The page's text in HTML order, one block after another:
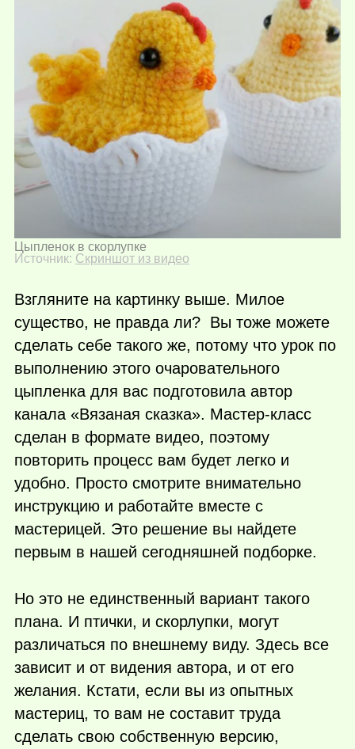
Цыпленок в скорлупке
Источник: Скриншот из видео
Взгляните на картинку выше. Милое
существо, не правда ли? Вы тоже можете
сделать себе такого же, потому что урок по
выполнению этого очаровательного
цыпленка для вас подготовила автор
канала «Вязаная сказка». Мастер-класс
сделан в формате видео, поэтому
повторить процесс вам будет легко и
удобно. Просто смотрите внимательно
инструкцию и работайте вместе с
мастерицей. Это решение вы найдете
первым в нашей сегодняшней подборке.
Но это не единственный вариант такого
плана. И птички, и скорлупки, могут
различаться по внешнему виду. Здесь все
зависит и от видения автора, и от его
желания. Кстати, если вы из опытных
мастериц, то вам не составит труда
сделать свою собственную версию,